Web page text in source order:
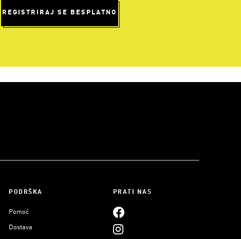
REGISTRIRAJ SE BESPLATNO
PODRŠKA
Pomoć
Dostava
PRATI NAS